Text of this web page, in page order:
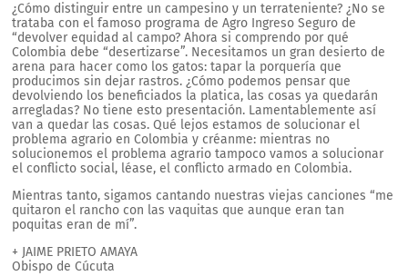
¿Cómo distinguir entre un campesino y un terrateniente? ¿No se
trataba con el famoso programa de Agro Ingreso Seguro de
“devolver equidad al campo? Ahora si comprendo por qué
Colombia debe “desertizarse”. Necesitamos un gran desierto de
arena para hacer como los gatos: tapar la porquería que
producimos sin dejar rastros. ¿Cómo podemos pensar que
devolviendo los beneficiados la platica, las cosas ya quedarán
arregladas? No tiene esto presentación. Lamentablemente así
van a quedar las cosas. Qué lejos estamos de solucionar el
problema agrario en Colombia y créanme: mientras no
solucionemos el problema agrario tampoco vamos a solucionar
el conflicto social, léase, el conflicto armado en Colombia.
Mientras tanto, sigamos cantando nuestras viejas canciones “me
quitaron el rancho con las vaquitas que aunque eran tan
poquitas eran de mí”.
+ JAIME PRIETO AMAYA
Obispo de Cúcuta